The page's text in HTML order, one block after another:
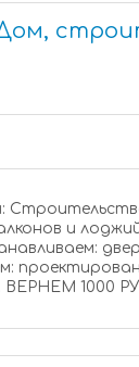
и
ВЕРНЕМ